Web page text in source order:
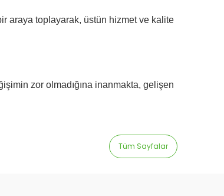
araya toplayarak, üstün hizmet ve kalite
zor olmadığına inanmakta, gelişen
Tüm Sayfalar